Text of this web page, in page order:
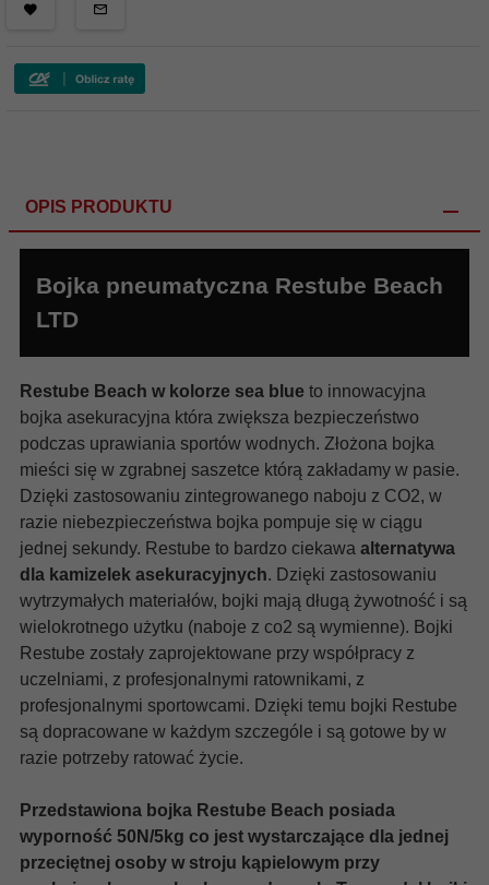
OPIS PRODUKTU
Bojka pneumatyczna Restube Beach
LTD
Restube Beach w kolorze sea blue to innowacyjna
bojka asekuracyjna która zwiększa bezpieczeństwo
podczas uprawiania sportów wodnych. Złożona bojka
mieści się w zgrabnej saszetce którą zakładamy w pasie.
Dzięki zastosowaniu zintegrowanego naboju z CO2, w
razie niebezpieczeństwa bojka pompuje się w ciągu
jednej sekundy. Restube to bardzo ciekawa alternatywa
dla kamizelek asekuracyjnych. Dzięki zastosowaniu
wytrzymałych materiałów, bojki mają długą żywotność i są
wielokrotnego użytku (naboje z co2 są wymienne). Bojki
Restube zostały zaprojektowane przy współpracy z
uczelniami, z profesjonalnymi ratownikami, z
profesjonalnymi sportowcami. Dzięki temu bojki Restube
są dopracowane w każdym szczególe i są gotowe by w
razie potrzeby ratować życie.
Przedstawiona bojka Restube Beach posiada
wyporność 50N/5kg co jest wystarczające dla jednej
przeciętnej osoby w stroju kąpielowym przy